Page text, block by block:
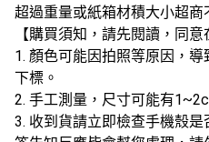
超過重量或紙箱材積大小超
【購買須知，請先閱讀，同意
1. 顏色可能因拍照等原因，
下標。
2. 手工測量，尺寸可能有
3. 收到貨請立即檢查手機殼